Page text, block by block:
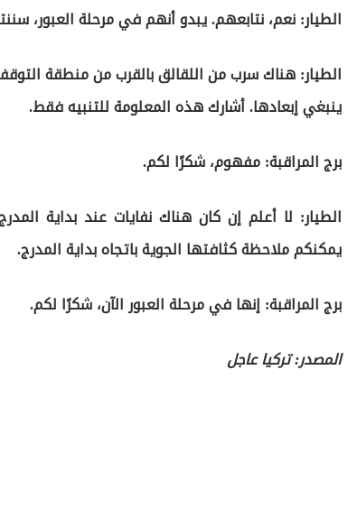
الطيار: نعم، نتابعهم. يبدو أنهم في مرحلة العبور،
ينبغي إبعادها. أشارك هذه المعلومة للتنبيه فقط.
برج المراقبة: مفهوم، شكرًا لكم.
الطيار: لا أعلم إن كان هناك نفايات عند بداية
يمكنكم ملاحظة كثافتها الجوية باتجاه بداية المدرج.
برج المراقبة: إنها في مرحلة العبور الآن، شكرًا لكم.
المصدر: تركيا عاجل